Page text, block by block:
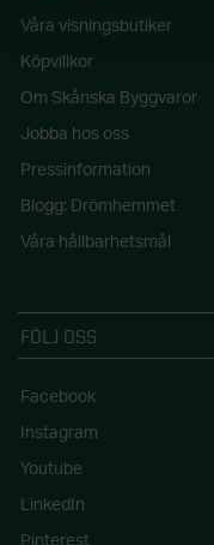
Våra visningsbutiker
Köpvillkor
Om Skånska Byggvaror
Jobba hos oss
Pressinformation
Blogg: Drömhemmet
Våra hållbarhetsmål
FÖLJ OSS
Facebook
Instagram
Youtube
LinkedIn
Pinterest